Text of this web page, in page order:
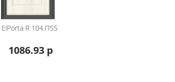
16 мм, 4 ключа 97 мм в
16 мм, 4-й (высший) класс
ElPortaR 104.П55
1086.93 р